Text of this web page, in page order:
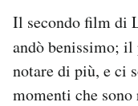
Il secondo film di
andò benissimo;
notare di più, e ci
momenti che